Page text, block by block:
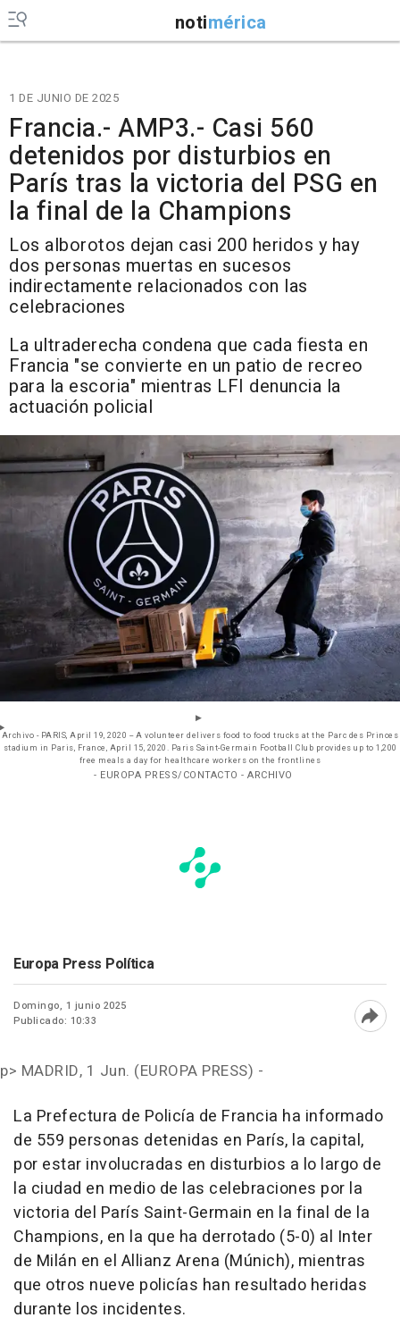
notimérica
1 DE JUNIO DE 2025
Francia.- AMP3.- Casi 560
detenidos por disturbios en
París tras la victoria del PSG en
la final de la Champions
Los alborotos dejan casi 200 heridos y hay
dos personas muertas en sucesos
indirectamente relacionados con las
celebraciones
La ultraderecha condena que cada fiesta en
Francia "se convierte en un patio de recreo
para la escoria" mientras LFI denuncia la
actuación policial
Archivo - PARIS, April 19, 2020 -- A volunteer delivers food to food trucks at the Parc des Princes
stadium in Paris, France, April 15, 2020. Paris Saint-Germain Football Club provides up to 1,200
free meals a day for healthcare workers on the frontlines
- EUROPA PRESS/CONTACTO - ARCHIVO
Europa Press Política
Domingo, 1 junio 2025
Publicado: 10:33
p> MADRID, 1 Jun. (EUROPA PRESS) -
La Prefectura de Policía de Francia ha informado
de 559 personas detenidas en París, la capital,
por estar involucradas en disturbios a lo largo de
la ciudad en medio de las celebraciones por la
victoria del París Saint-Germain en la final de la
Champions, en la que ha derrotado (5-0) al Inter
de Milán en el Allianz Arena (Múnich), mientras
que otros nueve policías han resultado heridas
durante los incidentes.